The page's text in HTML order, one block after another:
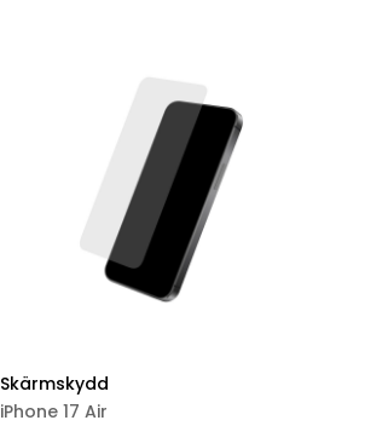
Skärmskydd
iPhone 17 Air